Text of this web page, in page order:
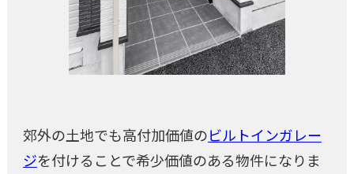
郊外の土地でも高付加価値のビルトインガレー
ジを付けることで希少価値のある物件になりま